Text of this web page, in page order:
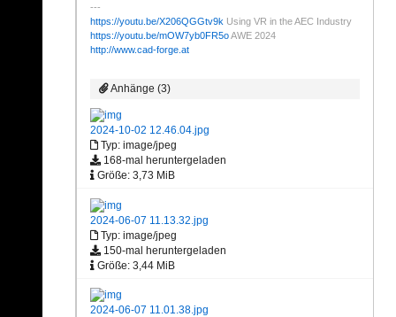
https://youtu.be/X206QGGtv9k Using VR in the AEC Industry
https://youtu.be/mOW7yb0FR5oAWE 2024
http://www.cad-forge.at
Anhänge (3)
2024-10-02 12.46.04.jpg
Typ: image/jpeg
168-mal heruntergeladen
Größe: 3,73 MiB
2024-06-07 11.13.32.jpg
Typ: image/jpeg
150-mal heruntergeladen
Größe: 3,44 MiB
2024-06-07 11.01.38.jpg